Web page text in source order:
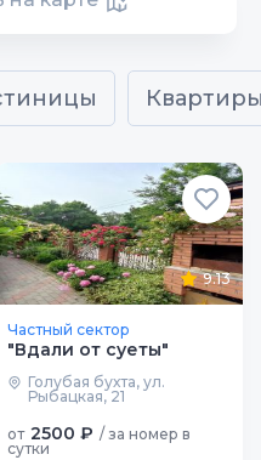
9.13
Частный сектор
"Вдали от суеты"
Голубая бухта, ул.
Рыбацкая, 21
от 2500 ₽ / за номер в
сутки